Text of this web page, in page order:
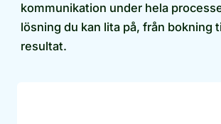
kommunikation under hela
lösning du kan lita på, från bokning
resultat.